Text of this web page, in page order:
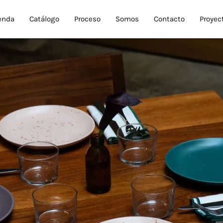
Catálogo Proceso Somos Contacto